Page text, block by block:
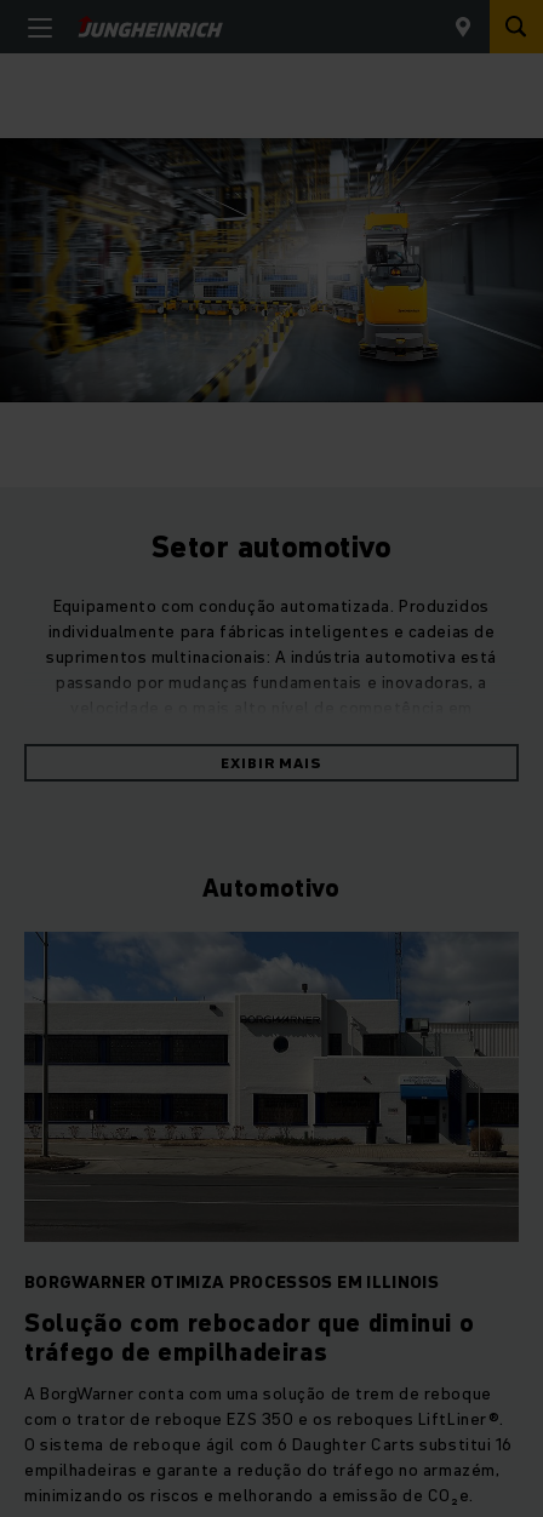
Setor automotivo
Equipamento com condução automatizada. Produzidos
individualmente para fábricas inteligentes e cadeias de
suprimentos multinacionais: A indústria automotiva está
passando por mudanças fundamentais e inovadoras, a
EXIBIR MAIS
Automotivo
BORGWARNER OTIMIZA PROCESSOS EM ILLINOIS
Solução com rebocador que diminui o
tráfego de empilhadeiras
A BorgWarner conta com uma solução de trem de reboque
com o trator de reboque EZS 350 e os reboques LiftLiner®.
O sistema de reboque ágil com 6 Daughter Carts substitui 16
empilhadeiras e garante a redução do tráfego no armazém,
minimizando os riscos e melhorando a emissão de CO₂e.